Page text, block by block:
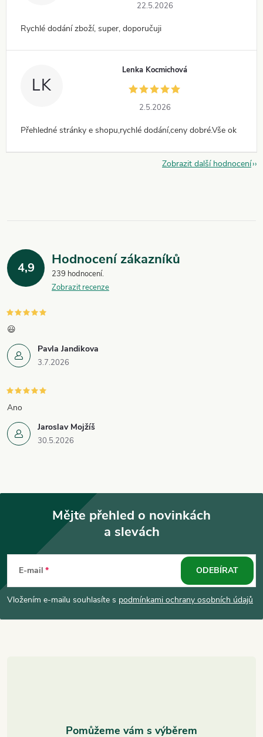
22.5.2026
Rychlé dodání zboží, super, doporučuji
LK
Lenka Kocmichová
2.5.2026
Přehledné stránky e shopu,rychlé dodání,ceny dobré.Vše ok
Zobrazit další hodnocení
4,9 Hodnocení zákazníků
239 hodnocení
Zobrazit recenze
Pavla Jandikova
3.7.2026
😃
Jaroslav Mojžíš
30.5.2026
Ano
p
Mějte přehled o novinkách
a slevách
E-mail
Vložením e-mailu souhlasíte s podmínkami ochrany osobních údajů
ODEBÍRAT